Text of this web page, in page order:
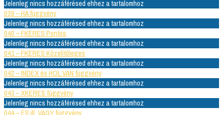
Jelenleg nincs hozzáférésed ehhez a tartalomhoz
039 – HA függvény
Jelenleg nincs hozzáférésed ehhez a tartalomhoz
040 – FKERES Pontos
Jelenleg nincs hozzáférésed ehhez a tartalomhoz
041 – FKERES Közelítőleges
Jelenleg nincs hozzáférésed ehhez a tartalomhoz
042 – INDEX és HOL.VAN függvény
Jelenleg nincs hozzáférésed ehhez a tartalomhoz
043 – XKERES függvény
Jelenleg nincs hozzáférésed ehhez a tartalomhoz